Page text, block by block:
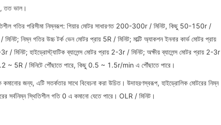
তত ভাল।
গতির পরিসীমা নিম্নরূপ: গিয়ার মোটর সাধারণত 200-300r / মিনিট, কিছু 50-150r /
নিম্ন গতির উচ্চ টর্ক ভেন মোটর প্রায় 5R / মিনিট; মাল্টি অ্যাকশন ইননার কার্ভ মোটর প্রায়
মিনিট; হাইড্রোস্ট্যাটিক ব্যালেন্স মোটর প্রায় 2-3r / মিনিট; অক্ষীয় ব্যালেন্স মোটর প্রায় 2-3r
~ 5R / মিনিটে পৌঁছাতে পারে, কিছু 0.5 ~ 1.5r/min এ পৌঁছাতে পারে।
কমানোর জন্য, এটি সতর্কতার সাথে বিবেচনা করা উচিত। উদাহরণস্বরূপ, হাইড্রোলিক মোটরের নিম্ন
সর্বনিম্ন স্থিতিশীল গতি 0 এ কমানো যেতে পারে। OLR / মিনিট।